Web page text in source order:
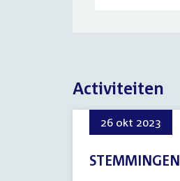
Activiteiten
26 okt 2023
STEMMINGEN